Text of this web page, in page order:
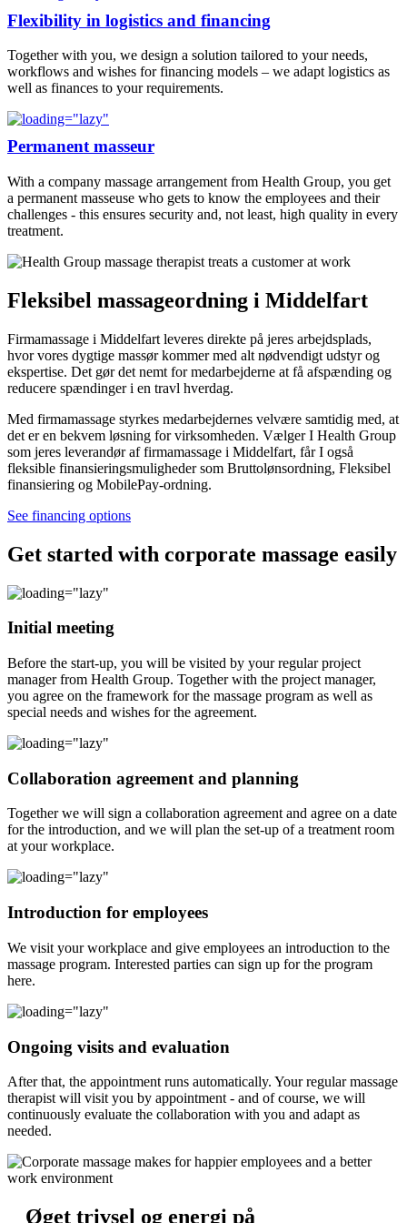
Flexibility in logistics and financing
Together with you, we design a solution tailored to your needs,
workflows and wishes for financing models – we adapt logistics as
well as finances to your requirements.
Permanent masseur
With a company massage arrangement from Health Group, you get
a permanent masseuse who gets to know the employees and their
challenges - this ensures security and, not least, high quality in every
treatment.
Fleksibel massageordning i Middelfart
Firmamassage i Middelfart leveres direkte på jeres arbejdsplads,
hvor vores dygtige massør kommer med alt nødvendigt udstyr og
ekspertise. Det gør det nemt for medarbejderne at få afspænding og
reducere spændinger i en travl hverdag.
Med firmamassage styrkes medarbejdernes velvære samtidig med, at
det er en bekvem løsning for virksomheden. Vælger I Health Group
som jeres leverandør af firmamassage i Middelfart, får I også
fleksible finansieringsmuligheder som Bruttolønsordning, Fleksibel
finansiering og MobilePay-ordning.
See financing options
Get started with corporate massage easily
Initial meeting
Before the start-up, you will be visited by your regular project
manager from Health Group. Together with the project manager,
you agree on the framework for the massage program as well as
special needs and wishes for the agreement.
Collaboration agreement and planning
Together we will sign a collaboration agreement and agree on a date
for the introduction, and we will plan the set-up of a treatment room
at your workplace.
Introduction for employees
We visit your workplace and give employees an introduction to the
massage program. Interested parties can sign up for the program
here.
Ongoing visits and evaluation
After that, the appointment runs automatically. Your regular massage
therapist will visit you by appointment - and of course, we will
continuously evaluate the collaboration with you and adapt as
needed.
Øget trivsel og energi på